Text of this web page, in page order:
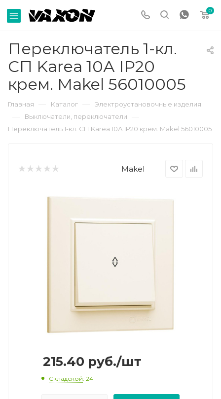
0
Переключатель 1-кл.
СП Karea 10А IP20
крем. Makel 56010005
Главная — Каталог — Электроустановочные изделия
— Выключатели, переключатели —
Переключатель 1-кл. СП Karea 10А IP20 крем. Makel 56010005
Makel
215.40 руб./шт
Складской: 24